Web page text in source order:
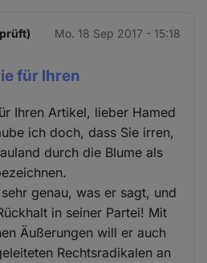
Mo. 18 Sep 2017 - 15:18
für Ihren
Ihren Artikel, lieber Hamed
ich doch, dass Sie irren,
durch die Blume als
genau, was er sagt, und
in seiner Partei! Mit
Äußerungen will er auch
Rechtsradikalen an